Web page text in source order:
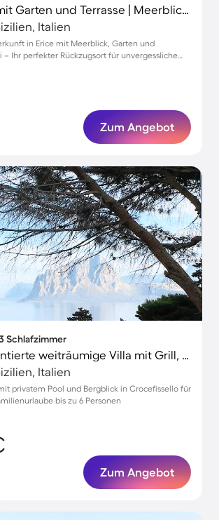
Unterkunft mit Garten und Terrasse | Meerblick | Perfekt für die Arbeit von Zuhause
Italien
in Erice mit Meerblick, Garten und
– Ihr perfekter Rückzugsort für unvergessliche
Zum Angebot
3 Schlafzimmer
Familienorientierte weiträumige Villa mit Grill, Garten und privatem Pool | Naturblick
Italien
privatem Pool und Bergblick in Crocefissello für
bis zu 6 Personen
Zum Angebot